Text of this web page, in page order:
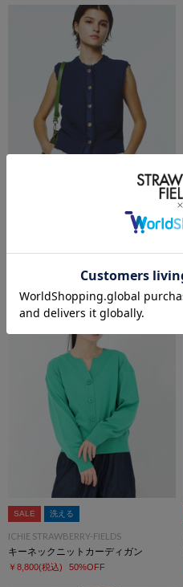
50%OFF
SALE 洗える
ICHIE STRAWBERRY-FIELDS
キーネックニットカーディガン
￥8,800(税込) 50%OFF